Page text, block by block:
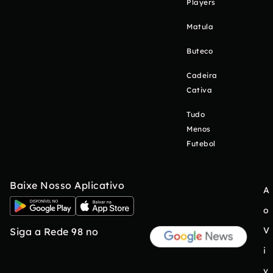
Players
Matula
Buteco
Cadeira
Cativa
Tudo
Menos
Futebol
Baixe Nosso Aplicativo
Siga a Rede 98 no
A
o
V
i
v